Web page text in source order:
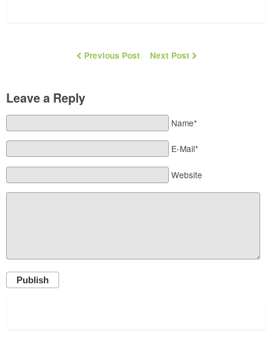
Previous Post Next Post
Leave a Reply
Name*
E-Mail*
Website
Publish